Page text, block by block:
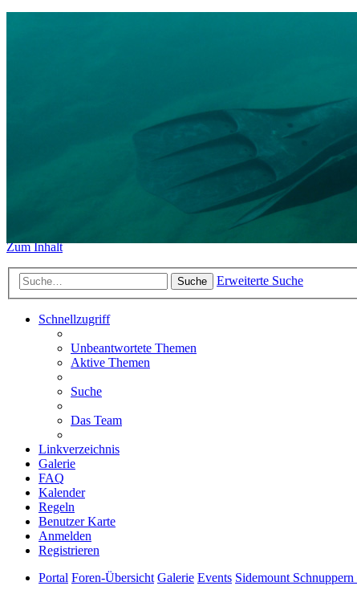
Das Sidemount-Forum ist auf
Das alte Forum hier existiert
Sidemount-Forum
Zum Inhalt
Suche Erweiterte Suche
Schnellzugriff
Unbeantwortete Themen
Aktive Themen
Suche
Das Team
Linkverzeichnis
Galerie
FAQ
Kalender
Regeln
Benutzer Karte
Anmelden
Registrieren
Portal Foren-Übersicht Galerie Events Sidemount